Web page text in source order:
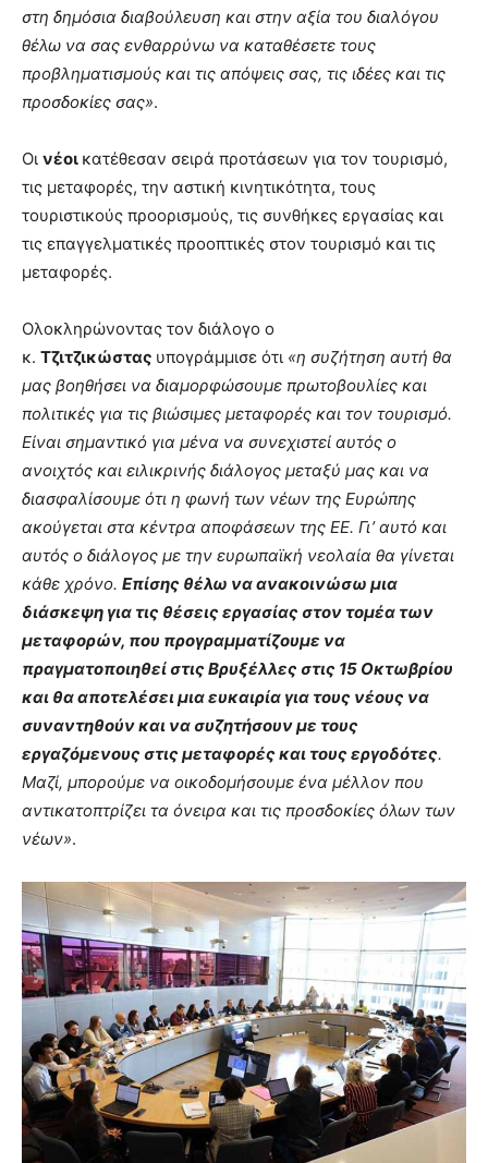
στη δημόσια διαβούλευση και στην αξία του διαλόγου
θέλω να σας ενθαρρύνω να καταθέσετε τους
προβληματισμούς και τις απόψεις σας, τις ιδέες και τις
προσδοκίες σας».
Οι νέοι κατέθεσαν σειρά προτάσεων για τον τουρισμό,
τις μεταφορές, την αστική κινητικότητα, τους
τουριστικούς προορισμούς, τις συνθήκες εργασίας και
τις επαγγελματικές προοπτικές στον τουρισμό και τις
μεταφορές.
Ολοκληρώνοντας τον διάλογο ο
κ. Τζιτζικώστας υπογράμμισε ότι «η συζήτηση αυτή θα
μας βοηθήσει να διαμορφώσουμε πρωτοβουλίες και
πολιτικές για τις βιώσιμες μεταφορές και τον τουρισμό.
Είναι σημαντικό για μένα να συνεχιστεί αυτός ο
ανοιχτός και ειλικρινής διάλογος μεταξύ μας και να
διασφαλίσουμε ότι η φωνή των νέων της Ευρώπης
ακούγεται στα κέντρα αποφάσεων της ΕΕ. Γι’ αυτό και
αυτός ο διάλογος με την ευρωπαϊκή νεολαία θα γίνεται
κάθε χρόνο. Επίσης θέλω να ανακοινώσω μια
διάσκεψη για τις θέσεις εργασίας στον τομέα των
μεταφορών, που προγραμματίζουμε να
πραγματοποιηθεί στις Βρυξέλλες στις 15 Οκτωβρίου
και θα αποτελέσει μια ευκαιρία για τους νέους να
συναντηθούν και να συζητήσουν με τους
εργαζόμενους στις μεταφορές και τους εργοδότες.
Μαζί, μπορούμε να οικοδομήσουμε ένα μέλλον που
αντικατοπτρίζει τα όνειρα και τις προσδοκίες όλων των
νέων».